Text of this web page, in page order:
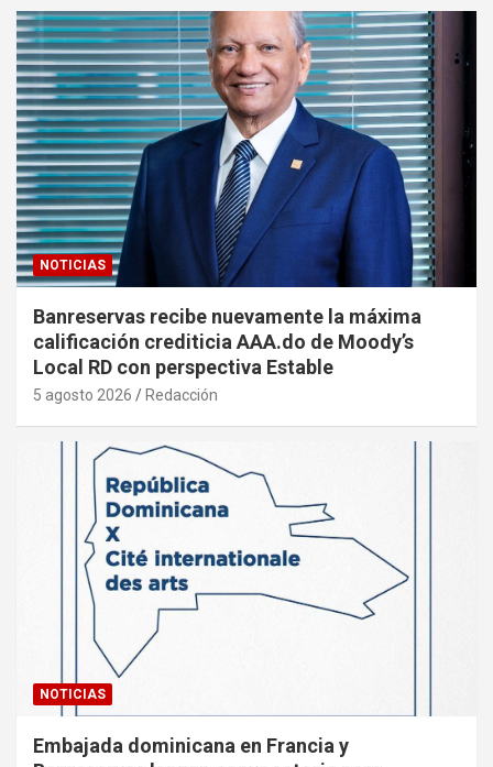
NOTICIAS
Banreservas recibe nuevamente la máxima
calificación crediticia AAA.do de Moody’s
Local RD con perspectiva Estable
5 agosto 2026 Redacción
NOTICIAS
Embajada dominicana en Francia y